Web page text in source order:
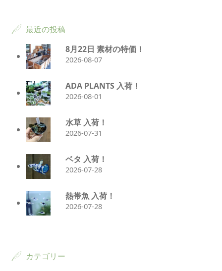
最近の投稿
8月22日 素材の特価！
2026-08-07
ADA PLANTS 入荷！
2026-08-01
水草 入荷！
2026-07-31
ベタ 入荷！
2026-07-28
熱帯魚 入荷！
2026-07-28
カテゴリー